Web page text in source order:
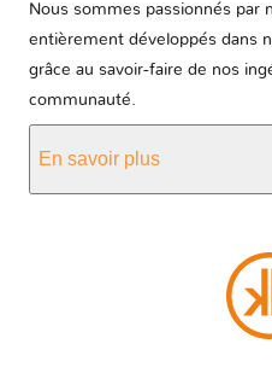
Nous sommes passionnés par
entièrement développés dans
grâce au savoir-faire de nos
communauté.
En savoir plus